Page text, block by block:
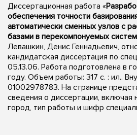
Диссертационная работа «
обеспечения точности
автоматически сменных узлов с
базами в перекомпонуемых
Левашкин, Денис Геннадьевич,
кандидатская диссертация по
05.13.06. Работа подготовлена в
году. Объем работы: 317 с. : ил..
01002978783. На странице
сведения о диссертации, включая
город, тип работы и шифр